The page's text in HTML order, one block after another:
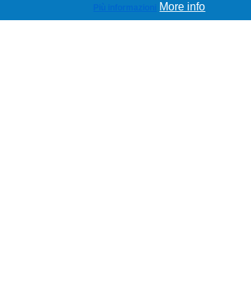
More info